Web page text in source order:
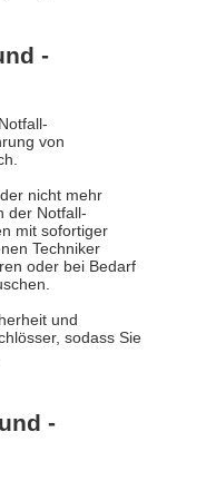
-
von
nicht mehr
der Notfall-
mit sofortiger
Techniker
oder bei Bedarf
und
sodass Sie
-